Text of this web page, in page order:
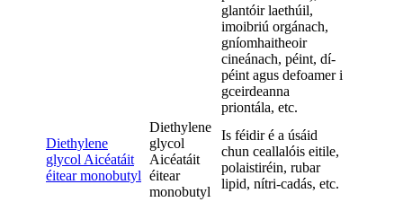
glantóir laethúil,
imoibriú orgánach,
gníomhaitheoir
cineánach, péint, dí-
péint agus defoamer i
gceirdeanna
priontála, etc.
Diethylene
glycol Aicéatáit
éitear monobutyl
Diethylene
glycol
Aicéatáit
éitear
monobutyl
Is féidir é a úsáid
chun ceallalóis eitile,
polaistiréin, rubar
lipid, nítri-cadás, etc.